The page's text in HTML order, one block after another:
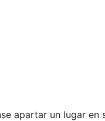
apartar un lugar en